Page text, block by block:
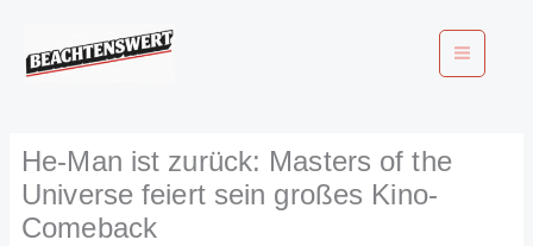
springen
He-Man ist zurück: Masters of the
Universe feiert sein großes Kino-
Comeback